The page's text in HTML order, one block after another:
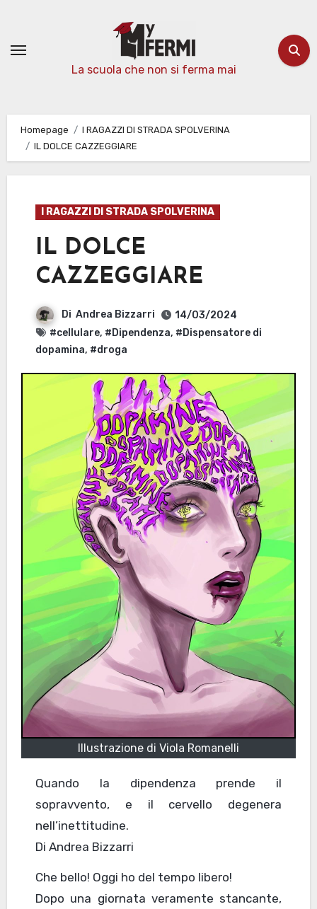
contenuto
La scuola che non si ferma mai
Homepage
I RAGAZZI DI STRADA SPOLVERINA
IL DOLCE CAZZEGGIARE
I RAGAZZI DI STRADA SPOLVERINA
IL DOLCE
CAZZEGGIARE
Di Andrea Bizzarri
14/03/2024
#cellulare, #Dipendenza, #Dispensatore di
dopamina, #droga
Illustrazione di Viola Romanelli
Quando la dipendenza prende il
sopravvento, e il cervello degenera
nell’inettitudine.
Di Andrea Bizzarri
Che bello! Oggi ho del tempo libero!
Dopo una giornata veramente stancante,